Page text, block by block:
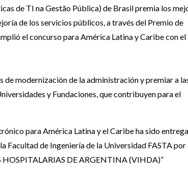
de TI na Gestão Pública) de Brasil premia los
de los servicios públicos, a través del Premio de
el concurso para América Latina y Caribe con el
modernización de la administración y premiar a
y Fundaciones, que contribuyen para el
para América Latina y el Caribe ha sido
Facultad de Ingeniería de la Universidad FASTA por
DE ARGENTINA (VIHDA)”